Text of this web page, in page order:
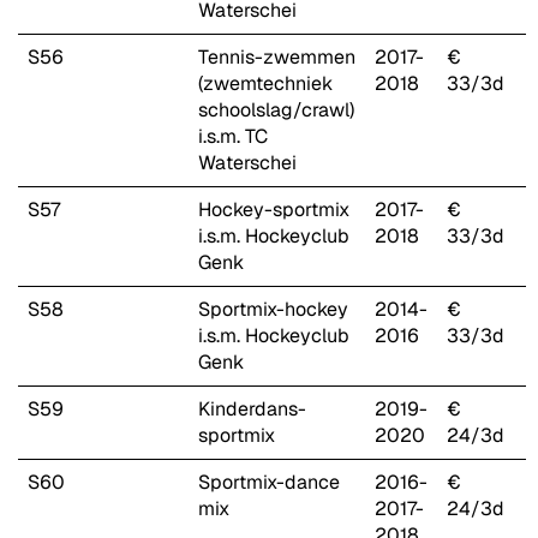
Waterschei
S56
Tennis-zwemmen
(zwemtechniek
schoolslag/crawl)
i.s.m. TC
Waterschei
2017-
2018
€
33/3d
S57
Hockey-sportmix
i.s.m. Hockeyclub
Genk
2017-
2018
€
33/3d
S58
Sportmix-hockey
i.s.m. Hockeyclub
Genk
2014-
2016
€
33/3d
S59
Kinderdans-
sportmix
2019-
2020
€
24/3d
S60
Sportmix-dance
mix
2016-
2017-
€
24/3d